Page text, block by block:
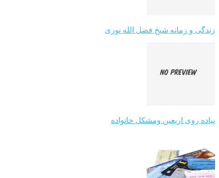
زندگی و زمانه شیخ فضل الله نوری
پیاده روی اربعین ومشکل خانواده